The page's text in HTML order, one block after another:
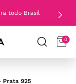
todo Brasil
0
Prata 925